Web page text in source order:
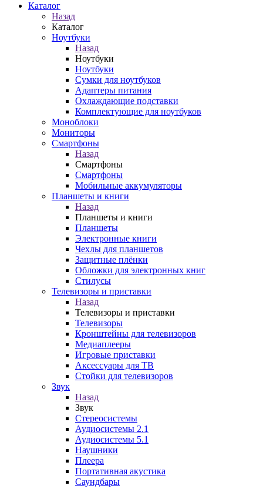
Каталог
Назад
Каталог
Ноутбуки
Назад
Ноутбуки
Ноутбуки
Сумки для ноутбуков
Адаптеры питания
Охлаждающие подставки
Комплектующие для ноутбуков
Моноблоки
Мониторы
Смартфоны
Назад
Смартфоны
Смартфоны
Мобильные аккумуляторы
Планшеты и книги
Назад
Планшеты и книги
Планшеты
Электронные книги
Чехлы для планшетов
Защитные плёнки
Обложки для электронных книг
Стилусы
Телевизоры и приставки
Назад
Телевизоры и приставки
Телевизоры
Кронштейны для телевизоров
Медиаплееры
Игровые приставки
Аксессуары для ТВ
Стойки для телевизоров
Звук
Назад
Звук
Стереосистемы
Аудиосистемы 2.1
Аудиосистемы 5.1
Наушники
Плеера
Портативная акустика
Саундбары